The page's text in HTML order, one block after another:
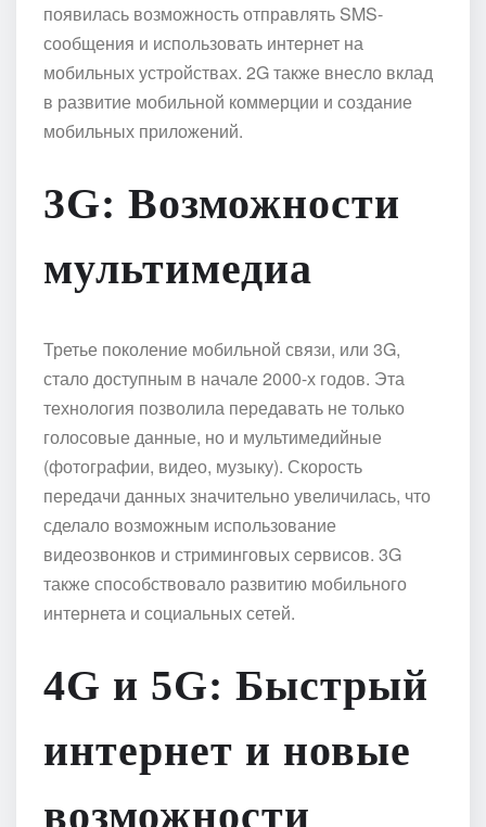
появилась возможность отправлять SMS-
сообщения и использовать интернет на
мобильных устройствах. 2G также внесло вклад
в развитие мобильной коммерции и создание
мобильных приложений.
3G: Возможности
мультимедиа
Третье поколение мобильной связи, или 3G,
стало доступным в начале 2000-х годов. Эта
технология позволила передавать не только
голосовые данные, но и мультимедийные
(фотографии, видео, музыку). Скорость
передачи данных значительно увеличилась, что
сделало возможным использование
видеозвонков и стриминговых сервисов. 3G
также способствовало развитию мобильного
интернета и социальных сетей.
4G и 5G: Быстрый
интернет и новые
возможности